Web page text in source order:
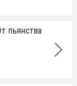
пьянства